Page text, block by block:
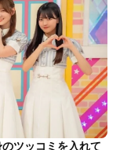
ツッコミを入れて